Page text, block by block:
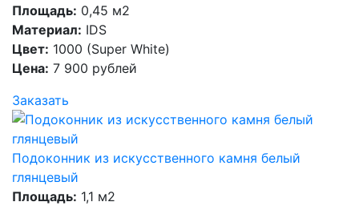
Площадь: 0,45 м2
Материал: IDS
Цвет: 1000 (Super White)
Цена: 7 900 рублей
Заказать
Подоконник из искусственного камня белый
глянцевый
Площадь: 1,1 м2